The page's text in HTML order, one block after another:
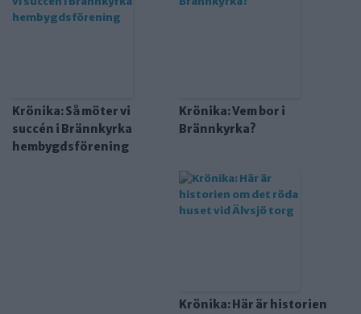
Krönika: Så möter vi
succén i Brännkyrka
hembygdsförening
Krönika: Vem bor i
Brännkyrka?
Krönika: Här är historien